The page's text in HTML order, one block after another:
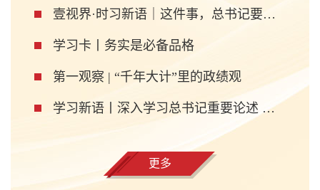
壹视界·时习新语｜这件事，总书记要求确保取得实效
学习卡丨务实是必备品格
第一观察 | “千年大计”里的政绩观
学习新语丨深入学习总书记重要论述 树立和践行正确政绩观
更多